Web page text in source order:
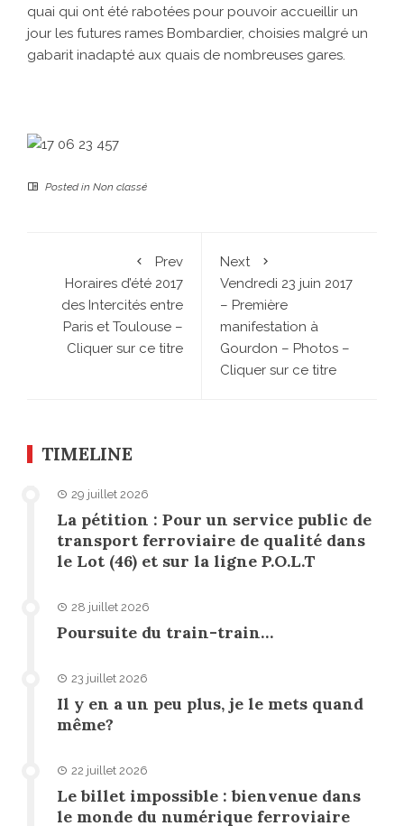
quai qui ont été rabotées pour pouvoir accueillir un
jour les futures rames Bombardier, choisies malgré un
gabarit inadapté aux quais de nombreuses gares.
Posted in Non classé
Prev
Horaires d’été 2017
des Intercités entre
Paris et Toulouse –
Cliquer sur ce titre
Next
Vendredi 23 juin 2017
– Première
manifestation à
Gourdon – Photos –
Cliquer sur ce titre
TIMELINE
29 juillet 2026
La pétition : Pour un service public de
transport ferroviaire de qualité dans
le Lot (46) et sur la ligne P.O.L.T
28 juillet 2026
Poursuite du train-train…
23 juillet 2026
Il y en a un peu plus, je le mets quand
même?
22 juillet 2026
Le billet impossible : bienvenue dans
le monde du numérique ferroviaire